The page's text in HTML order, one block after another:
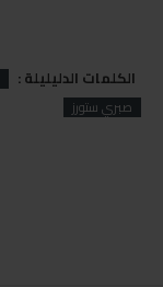
الكلمات الدليليلة :
صبري ستورز